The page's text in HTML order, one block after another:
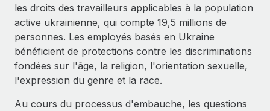
Demandez aux experts
Recevez des conseils d’experts sur les RH à
l’international et la conformité
Contrôles d’antécédents
Simplifiez vos processus de présélection des
candidats
Explorez avec nous vos opportunités de partenariat
Remote Build
Bientôt disponible
Conseil en intégrations et automatisations assistées par
ÉTUDES DE CAS
Données sur les salaires et les talents
Centre de ressources
Obtenir de l’aide
Voir toutes les ressources
les droits des travailleurs applicables à la population
active ukrainienne, qui compte 19,5 millions de
personnes. Les employés basés en Ukraine
bénéficient de protections contre les discriminations
fondées sur l'âge, la religion, l'orientation sexuelle,
l'expression du genre et la race.
Au cours du processus d'embauche, les questions